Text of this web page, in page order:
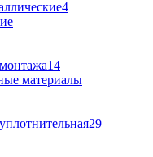
4
14
материалы
29